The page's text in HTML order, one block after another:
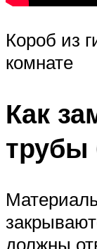
Короб из
комнате
Как
трубы
должны